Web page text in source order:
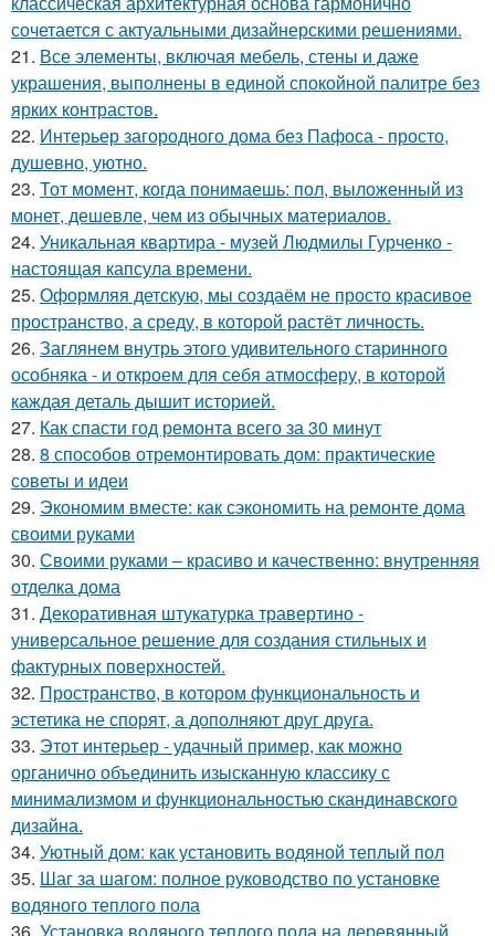
сочетается с актуальными дизайнерскими решениями.
21. Все элементы, включая мебель, стены и даже
украшения, выполнены в единой спокойной палитре без
ярких контрастов.
22. Интерьер загородного дома без Пафоса - просто,
душевно, уютно.
23. Тот момент, когда понимаешь: пол, выложенный из
монет, дешевле, чем из обычных материалов.
24. Уникальная квартира - музей Людмилы Гурченко -
настоящая капсула времени.
25. Оформляя детскую, мы создаём не просто красивое
пространство, а среду, в которой растёт личность.
26. Заглянем внутрь этого удивительного старинного
особняка - и откроем для себя атмосферу, в которой
каждая деталь дышит историей.
27. Как спасти год ремонта всего за 30 минут
28. 8 способов отремонтировать дом: практические
советы и идеи
29. Экономим вместе: как сэкономить на ремонте дома
своими руками
30. Своими руками – красиво и качественно: внутренняя
отделка дома
31. Декоративная штукатурка травертино -
универсальное решение для создания стильных и
фактурных поверхностей.
32. Пространство, в котором функциональность и
эстетика не спорят, а дополняют друг друга.
33. Этот интерьер - удачный пример, как можно
органично объединить изысканную классику с
минимализмом и функциональностью скандинавского
дизайна.
34. Уютный дом: как установить водяной теплый пол
35. Шаг за шагом: полное руководство по установке
водяного теплого пола